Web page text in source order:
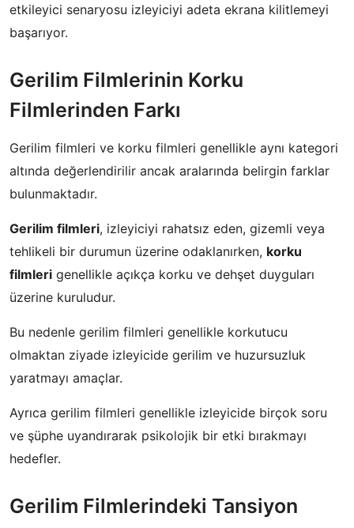
etkileyici senaryosu izleyiciyi adeta ekrana kilitlemeyi
başarıyor.
Gerilim Filmlerinin Korku
Filmlerinden Farkı
Gerilim filmleri ve korku filmleri genellikle aynı kategori
altında değerlendirilir ancak aralarında belirgin farklar
bulunmaktadır.
Gerilim filmleri, izleyiciyi rahatsız eden, gizemli veya
tehlikeli bir durumun üzerine odaklanırken, korku
filmleri genellikle açıkça korku ve dehşet duyguları
üzerine kuruludur.
Bu nedenle gerilim filmleri genellikle korkutucu
olmaktan ziyade izleyicide gerilim ve huzursuzluk
yaratmayı amaçlar.
Ayrıca gerilim filmleri genellikle izleyicide birçok soru
ve şüphe uyandırarak psikolojik bir etki bırakmayı
hedefler.
Gerilim Filmlerindeki Tansiyon